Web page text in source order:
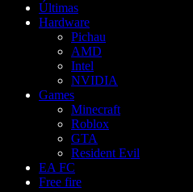
Últimas
Hardware
Pichau
AMD
Intel
NVIDIA
Games
Minecraft
Roblox
GTA
Resident Evil
EA FC
Free fire